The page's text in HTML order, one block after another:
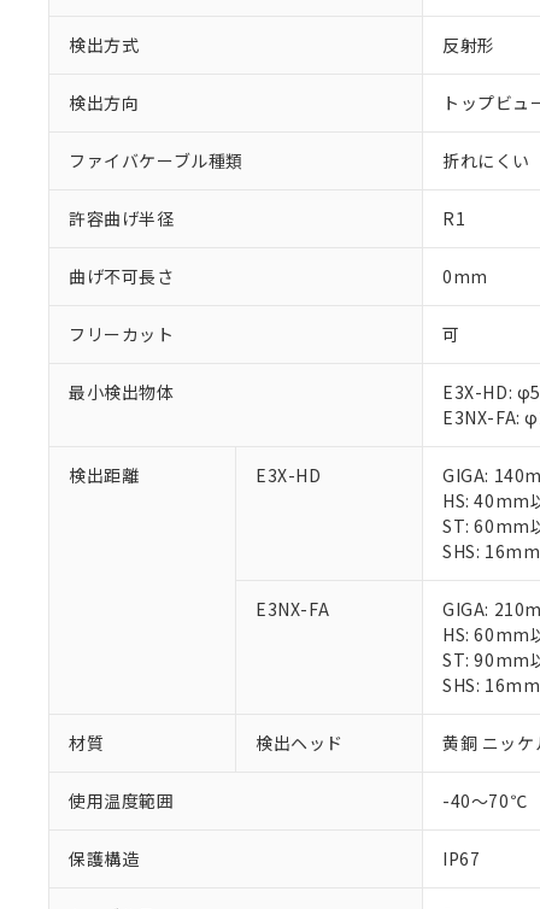
検出方式 反射形
検出方向 トップビュ
ファイバケーブル種類 折れにくい
許容曲げ半径 R1
曲げ不可長さ 0mm
フリーカット 可
最小検出物体
E3X-HD:
E3NX-FA:
検出距離 E3X-HD
GIGA:
HS: 40mm
ST: 60mm
SHS:
E3NX-FA
GIGA:
HS: 60mm
ST: 90mm
SHS:
材質 検出ヘッド 黄銅 ニッケ
使用温度範囲 -40～70℃
保護構造 IP67
ご利用条件
以下の条件をお
本サービス
くものです。
在庫状況お
のであり、
い。
正式な納期
当社販売員
オムロン制
在庫状況お
す。
マイパーツ
ている必要
お客様が当
※当社の共同
いる法人を
※1 対応状況
対応予定：EU
対応予定なし：
調査・確認中：
非該当品：ライ
仕入先様の事情
*EU RoHS指令（10物質
鉛(Pb) 1000ppm以下
六価クロム(Cr(Ⅵ))
ル（DBP） 1000ppm
但し、RoHS指令で産
フタル酸エステル類の
※2 対応予定月
部品在庫の切り
※3 非含有証明
下記の非含有証
51物質の非含有証
※本証明書は発行
※1 中国
「○」：最大均質
「×」：最大均質
「－」：未確認
*中国RoHS10物質の基
Pb(鉛) :1000ppm、
Cr(Ⅵ)(六価クロム) :
DBP(フタル酸ジブチ
DEHP(フタル酸ビス(2-
※2 環境保護使
「ｅ」：有害物
「10」：通常の
味します。
「－」：未確認
当社は、こ
う）を輸出
当社は規制
ます。
当社は貴社
置等に一切
当社は、貴
また当社は
たしません。
記
説明
一定数以
△ 一定数
在庫な
機器販売